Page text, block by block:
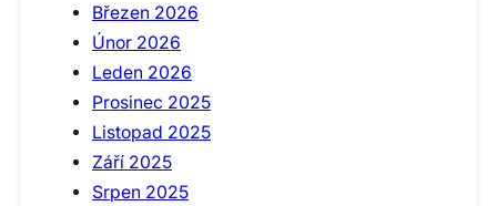
Březen 2026
Únor 2026
Leden 2026
Prosinec 2025
Listopad 2025
Září 2025
Srpen 2025